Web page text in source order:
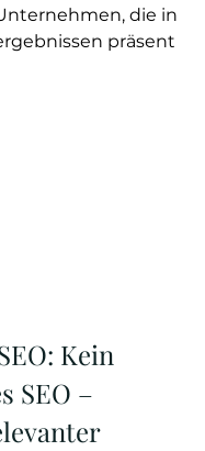
die in
präsent
Kein
SEO –